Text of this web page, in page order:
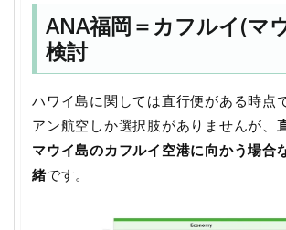
ANA福岡＝カフルイ(マ
検討
ハワイ島に関しては直行便がある時点
アン航空しか選択肢がありませんが、
マウイ島のカフルイ空港に向かう場合
緒です。